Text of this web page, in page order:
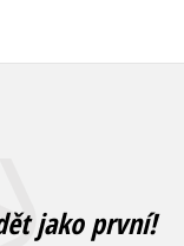
jako první!